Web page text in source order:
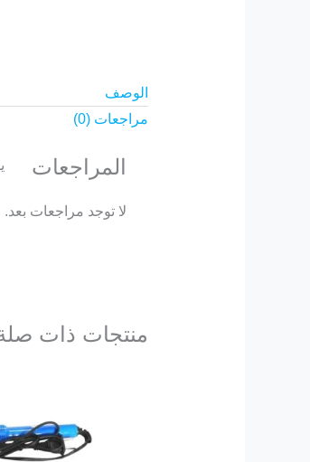
الوصف
مراجعات (0)
المراجعات
لا توجد مراجعات بعد.
منتجات ذات